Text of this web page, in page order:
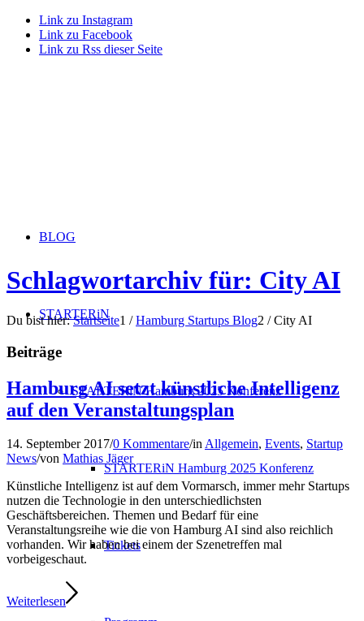
Link zu Instagram
Link zu Facebook
Link zu Rss dieser Seite
BLOG
STARTERiN
STARTERiN Hamburg 2025 Konferenz
STARTERiN Hamburg 2025 Konferenz
Tickets
Schlagwortarchiv für: City AI
Du bist hier: Startseite1 / Hamburg Startups Blog2 / City AI
Beiträge
Hamburg AI setzt künstliche Intelligenz
auf den Veranstaltungsplan
14. September 2017/0 Kommentare/inAllgemein, Events, Startup
News/von Mathias Jäger
Künstliche Intelligenz ist auf dem Vormarsch, immer mehr Startups
nutzen die Technologie in den unterschiedlichsten
Geschäftsbereichen. Themen und Bedarf für eine
Veranstaltungsreihe wie die von Hamburg AI sind also reichlich
vorhanden. Wir haben bei einem der Szenetreffen mal
vorbeigeschaut.
Weiterlesen